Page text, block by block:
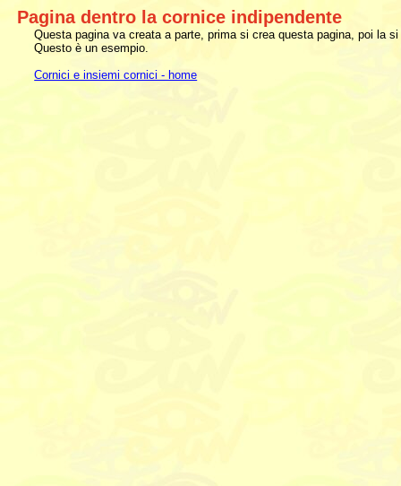
Pagina dentro la cornice indipendente
Questa pagina va creata a parte, prima si crea questa pagina, poi la
Questo è un esempio.
Cornici e insiemi cornici - home